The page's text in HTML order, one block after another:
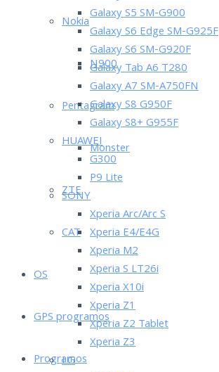
Nokia
N900
Pentagram
Monster
ZTE
CAT
OS
GPS programos
Programos
Galaxy S5 SM-G900
Galaxy S6 Edge SM-G925F
Galaxy S6 SM-G920F
Galaxy Tab A6 T280
Galaxy A7 SM-A750FN
Galaxy S8 G950F
Galaxy S8+ G955F
HUAWEI
G300
P9 Lite
SONY
Xperia Arc/Arc S
Xperia E4/E4G
Xperia M2
Xperia S LT26i
Xperia X10i
Xperia Z1
Xperia Z2 Tablet
Xperia Z3
LG